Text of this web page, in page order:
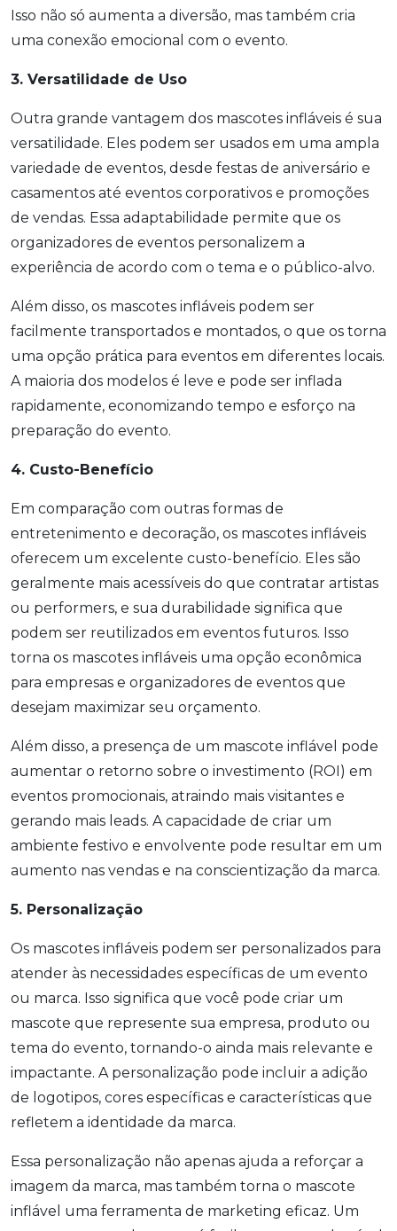
Isso não só aumenta a diversão, mas também cria
uma conexão emocional com o evento.
3. Versatilidade de Uso
Outra grande vantagem dos mascotes infláveis é sua
versatilidade. Eles podem ser usados em uma ampla
variedade de eventos, desde festas de aniversário e
casamentos até eventos corporativos e promoções
de vendas. Essa adaptabilidade permite que os
organizadores de eventos personalizem a
experiência de acordo com o tema e o público-alvo.
Além disso, os mascotes infláveis podem ser
facilmente transportados e montados, o que os torna
uma opção prática para eventos em diferentes locais.
A maioria dos modelos é leve e pode ser inflada
rapidamente, economizando tempo e esforço na
preparação do evento.
4. Custo-Benefício
Em comparação com outras formas de
entretenimento e decoração, os mascotes infláveis
oferecem um excelente custo-benefício. Eles são
geralmente mais acessíveis do que contratar artistas
ou performers, e sua durabilidade significa que
podem ser reutilizados em eventos futuros. Isso
torna os mascotes infláveis uma opção econômica
para empresas e organizadores de eventos que
desejam maximizar seu orçamento.
Além disso, a presença de um mascote inflável pode
aumentar o retorno sobre o investimento (ROI) em
eventos promocionais, atraindo mais visitantes e
gerando mais leads. A capacidade de criar um
ambiente festivo e envolvente pode resultar em um
aumento nas vendas e na conscientização da marca.
5. Personalização
Os mascotes infláveis podem ser personalizados para
atender às necessidades específicas de um evento
ou marca. Isso significa que você pode criar um
mascote que represente sua empresa, produto ou
tema do evento, tornando-o ainda mais relevante e
impactante. A personalização pode incluir a adição
de logotipos, cores específicas e características que
refletem a identidade da marca.
Essa personalização não apenas ajuda a reforçar a
imagem da marca, mas também torna o mascote
inflável uma ferramenta de marketing eficaz. Um